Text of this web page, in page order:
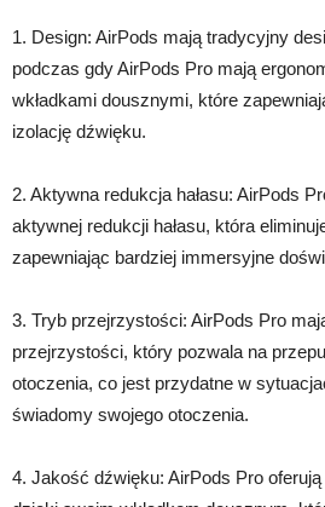
1. Design: AirPods mają tradycyjny
podczas gdy AirPods Pro mają
wkładkami dousznymi, które
izolację dźwięku.
2. Aktywna redukcja hałasu: AirPods
aktywnej redukcji hałasu, która
zapewniając bardziej immersyjne
3. Tryb przejrzystości: AirPods Pro
przejrzystości, który pozwala na
otoczenia, co jest przydatne w
świadomy swojego otoczenia.
4. Jakość dźwięku: AirPods Pro